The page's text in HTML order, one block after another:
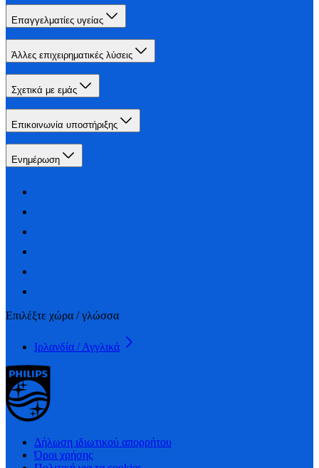
Επαγγελματίες υγείας
Άλλες επιχειρηματικές λύσεις
Σχετικά με εμάς
Επικοινωνία υποστήριξης
Ενημέρωση
Επιλέξτε χώρα / γλώσσα
Ιρλανδία / Αγγλικά
Δήλωση ιδιωτικού απορρήτου
Όροι χρήσης